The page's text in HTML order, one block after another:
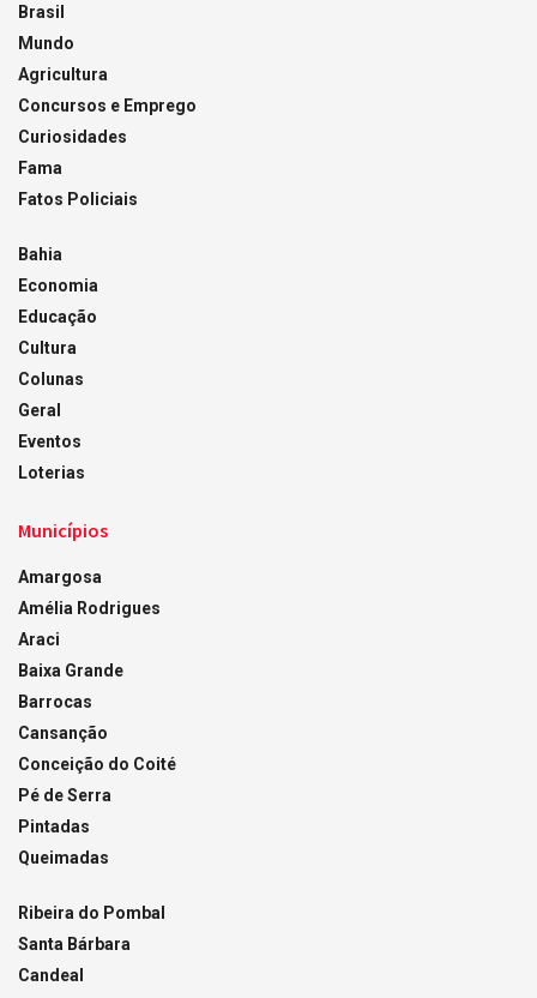
Brasil
Mundo
Agricultura
Concursos e Emprego
Curiosidades
Fama
Fatos Policiais
Bahia
Economia
Educação
Cultura
Colunas
Geral
Eventos
Loterias
Municípios
Amargosa
Amélia Rodrigues
Araci
Baixa Grande
Barrocas
Cansanção
Conceição do Coité
Pé de Serra
Pintadas
Queimadas
Ribeira do Pombal
Santa Bárbara
Candeal